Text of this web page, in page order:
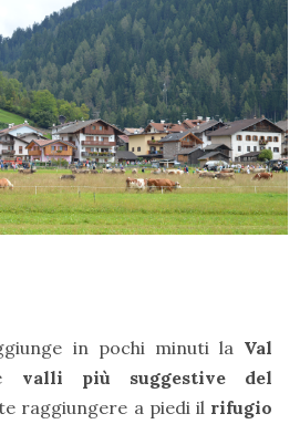
in pochi minuti la Val
valli più suggestive del
raggiungere a piedi il rifugio